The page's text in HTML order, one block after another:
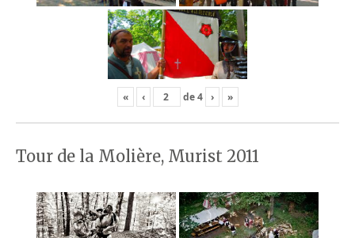
« ‹ de4 › »
Tour de la Molière, Murist 2011